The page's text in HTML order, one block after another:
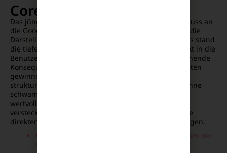
Core-Update Mai 2026
Das jüngste der Core-Updates 2026 wurde im Anschluss an
die Google I/O Konferenz ausgerollt und veränderte die
Darstellung der Suchergebnisse nachhaltig. Im Fokus stand
die tiefe Integration der künstlichen Intelligenz direkt in die
Benutzeroberfläche der Suchmaschine, was weitreichende
Konsequenzen für das SEO-Update 2026 hat. Webseiten
gewinnen seitdem massiv, wenn sie extrem präzise,
strukturierte Fakten liefern und Fragen der Nutzer ohne
schwammige Einleitungen direkt beantworten. Wer
wertvolle Informationen hinter langen Textblöcken
versteckt, verliert rapide an Boden, da die KI-Systeme
direkten und unmissverständlichen Content bevorzugen.
Beantworten meine Inhalte die konkreten Fragen der
Nutzer direkt und ohne Umschweife?